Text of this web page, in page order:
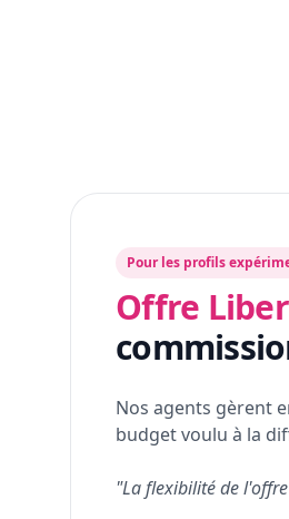
Pour les profils
Offre
Nos agents gèrent
budget voulu à la
"La flexibilité de